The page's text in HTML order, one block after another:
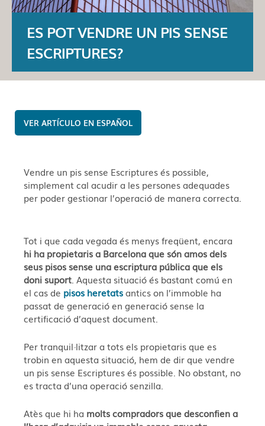
ES POT VENDRE UN PIS SENSE
ESCRIPTURES?
ESPAÑOL
Vendre un pis sense Escriptures és possible,
simplement cal acudir a les persones adequades
per poder gestionar l’operació de manera correcta.
Tot i que cada vegada és menys freqüent, encara
hi ha propietaris a Barcelona que són amos dels
seus pisos sense una escriptura pública que els
doni suport . Aquesta situació és bastant comú en
el cas de pisos heretatsantics on l’immoble ha
passat de generació en generació sense la
certificació d’aquest document.
Per tranquil·litzar a tots els propietaris que es
trobin en aquesta situació, hem de dir que vendre
un pis sense Escriptures és possible. No obstant, no
es tracta d’una operació senzilla.
Atès que hi ha molts compradors que desconfien a